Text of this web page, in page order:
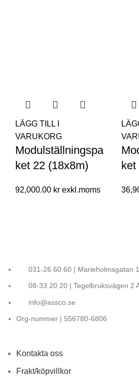
LÄGG TILL I
VARUKORG
Modulställningspa
ket 22 (18x8m)
92,000.00 kr
ket
031-26 60 60 | Marieholmsgatan
08-33 20 20 | Tegelbruksvägen 2
info@assco.se
Org-nummer | 556780-6806
Kontakta oss
Frakt/köpvillkor